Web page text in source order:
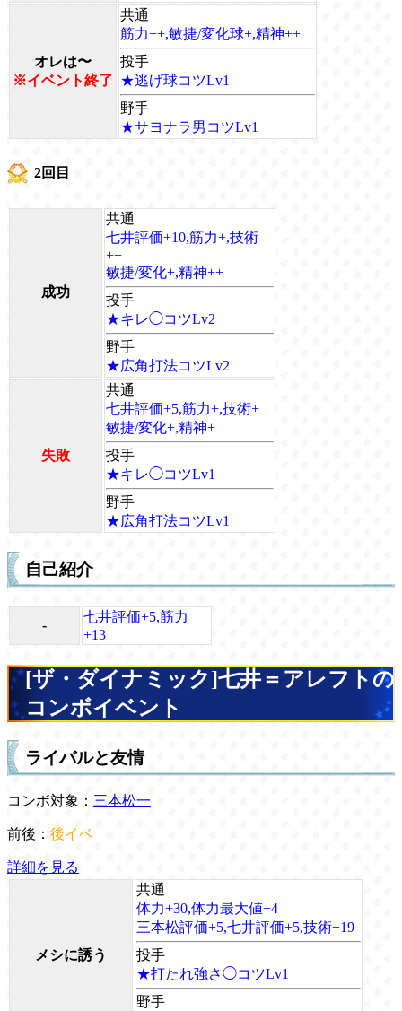
オレは〜
※イベント終了
共通
筋力++,敏捷/変化球+,精神++
投手
★逃げ球コツLv1
野手
★サヨナラ男コツLv1
2回目
成功
共通
七井評価+10,筋力+,技術
++
敏捷/変化+,精神++
投手
★キレ◯コツLv2
野手
★広角打法コツLv2
失敗
共通
七井評価+5,筋力+,技術+
敏捷/変化+,精神+
投手
★キレ◯コツLv1
野手
★広角打法コツLv1
自己紹介
-
七井評価+5,筋力
+13
[ザ・ダイナミック]七井＝アレフトの
コンボイベント
ライバルと友情
コンボ対象： 三本松一
前後： 後イベ
詳細を見る
メシに誘う
共通
体力+30,体力最大値+4
三本松評価+5,七井評価+5,技術+19
投手
★打たれ強さ◯コツLv1
野手